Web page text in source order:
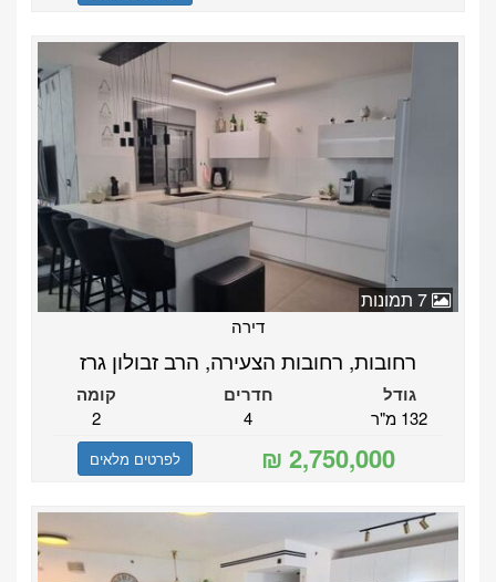
דירה
רחובות, רחובות הצעירה, הרב זבולון גרז
גודל
132 מ"ר
חדרים
4
קומה
2
לפרטים מלאים